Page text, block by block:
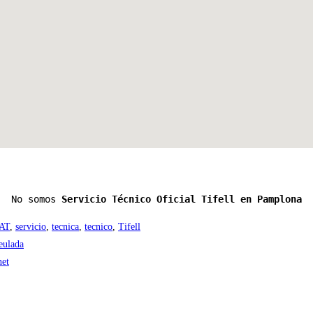
No somos Servicio Técnico Oficial Tifell en Pamplona
, servicio, tecnica, tecnico, Tifell